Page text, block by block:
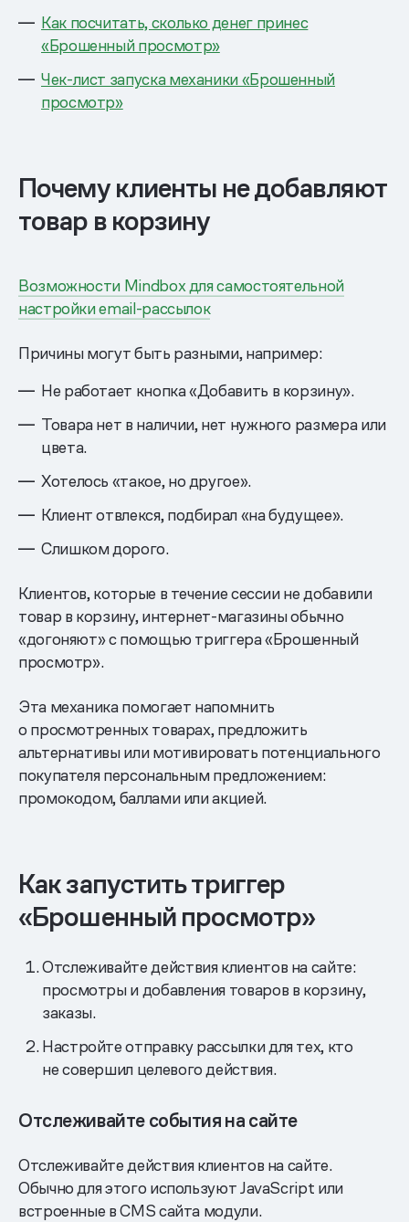
Как посчитать, сколько денег принес
«Брошенный просмотр»
Чек-лист запуска механики «Брошенный
просмотр»
Почему клиенты не добавляют
товар в корзину
Возможности Mindbox для самостоятельной
настройки email-рассылок
Причины могут быть разными, например:
Не работает кнопка «Добавить в корзину».
Товара нет в наличии, нет нужного размера или
цвета.
Хотелось «такое, но другое».
Клиент отвлекся, подбирал «на будущее».
Слишком дорого.
Клиентов, которые в течение сессии не добавили
товар в корзину, интернет-магазины обычно
«догоняют» с помощью триггера «Брошенный
просмотр».
Эта механика помогает напомнить
о просмотренных товарах, предложить
альтернативы или мотивировать потенциального
покупателя персональным предложением:
промокодом, баллами или акцией.
Как запустить триггер
«Брошенный просмотр»
Отслеживайте действия клиентов на сайте:
просмотры и добавления товаров в корзину,
заказы.
Настройте отправку рассылки для тех, кто
не совершил целевого действия.
Отслеживайте события на сайте
Отслеживайте действия клиентов на сайте.
Обычно для этого используют JavaScript или
встроенные в CMS сайта модули.